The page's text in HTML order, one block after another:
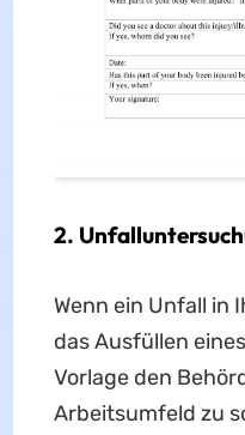
2.
Wenn ein Unfall in
das Ausfüllen
Vorlage den
Arbeitsumfeld zu